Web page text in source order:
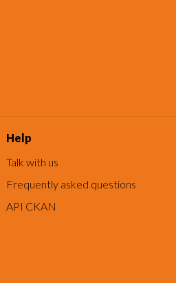
Help
Talk with us
Frequently asked questions
API CKAN